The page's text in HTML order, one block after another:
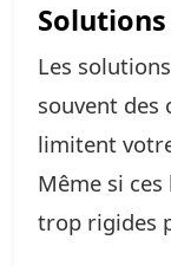
Les
souvent des
limitent
Même si
trop rigides